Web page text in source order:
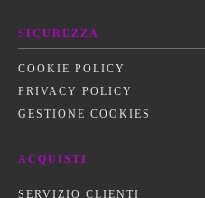
SICUREZZA
COOKIE POLICY
PRIVACY POLICY
GESTIONE COOKIES
ACQUISTI
SERVIZIO CLIENTI